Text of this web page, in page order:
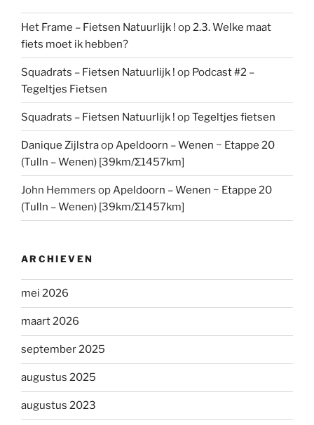
Het Frame – Fietsen Natuurlijk ! op2.3. Welke maat
fiets moet ik hebben?
Squadrats – Fietsen Natuurlijk ! op Podcast #2 –
Tegeltjes Fietsen
Squadrats – Fietsen Natuurlijk ! opTegeltjes fietsen
Danique ZijlstraopApeldoorn – Wenen ~ Etappe 20
(Tulln – Wenen) [39km/Σ1457km]
John Hemmers opApeldoorn – Wenen ~ Etappe 20
(Tulln – Wenen) [39km/Σ1457km]
ARCHIEVEN
mei 2026
maart 2026
september 2025
augustus 2025
augustus 2023